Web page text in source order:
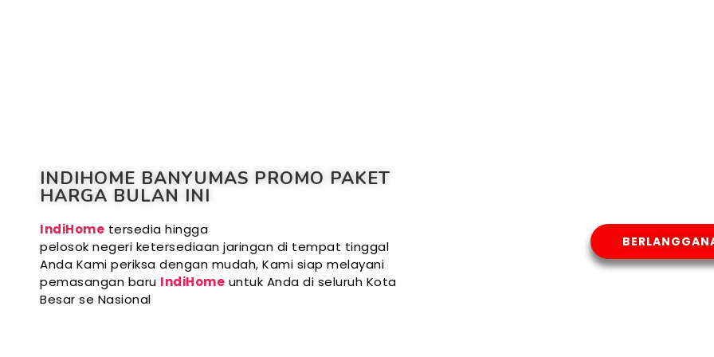
INDIHOME BANYUMAS PROMO PAKET
HARGA BULAN INI
IndiHome tersedia hingga
pelosok negeri ketersediaan jaringan di tempat tinggal
Anda Kami periksa dengan mudah, Kami siap melayani
pemasangan baru IndiHome untuk Anda di seluruh Kota
Besar se Nasional